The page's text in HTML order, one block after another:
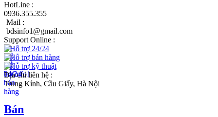
HotLine :
0936.355.355
Mail :
bdsinfo1@gmail.com
Support Online :
Hỗ trợ 24/24
Hỗ trợ bán hàng
Hỗ trợ kỹ thuật
Địa chỉ liên hệ :
Trung Kính, Cầu Giấy, Hà Nội
Bán